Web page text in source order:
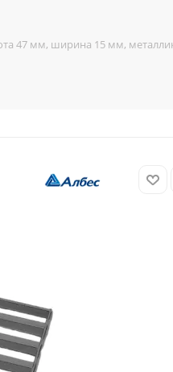
47 мм, ширина 15 мм,